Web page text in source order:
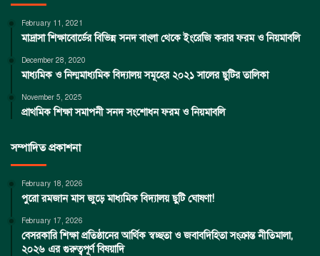
February 11, 2021
মাদ্রাসা শিক্ষাবোর্ডের বিভিন্ন সনদ বাংলা থেকে ইংরেজি করার ফরম ও নিয়মাবলি
December 28, 2020
মাধ্যমিক ও নিন্মমাধ্যমিক বিদ্যালয় সমূহের ২০২১ সালের ছুটির তালিকা
November 5, 2025
প্রাথমিক শিক্ষা সমাপনী সনদ সংশোধন ফরম ও নিয়মাবলি
সম্পাদিত প্রকাশনা
February 18, 2026
পুরো রমজান মাস জুড়ে মাধ্যমিক বিদ্যালয় ছুটি ঘোষণা!
February 17, 2026
বেসরকারি শিক্ষা প্রতিষ্ঠানের আর্থিক স্বচ্ছতা ও জবাবদিহিতা সংক্রান্ত নীতিমালা,
২০২৬ এর গুরুত্বপূর্ণ বিষয়াদি